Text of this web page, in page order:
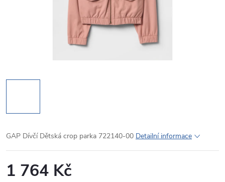
GAP Dívčí Dětská crop parka 722140-00 Detailní informace
1 764 Kč